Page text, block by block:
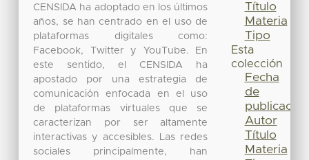
CENSIDA ha adoptado en los últimos
años, se han centrado en el uso de
plataformas digitales como:
Facebook, Twitter y YouTube. En
este sentido, el CENSIDA ha
apostado por una estrategia de
comunicación enfocada en el uso
de plataformas virtuales que se
caracterizan por ser altamente
interactivas y accesibles. Las redes
sociales principalmente, han
Título
Materia
Tipo
Esta
colección
Fecha
de
publicación
Autor
Título
Materia